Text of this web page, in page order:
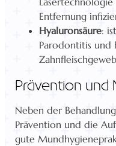
Entfernung
Hyaluronsäure:
Parodontitis und
Prävention und
Neben der
Prävention und die
gute